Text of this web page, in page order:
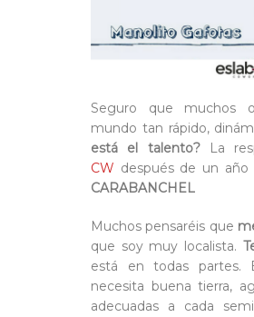
Seguro que muchos
mundo tan rápido,
está el talento?
La
CW después de un
CARABANCHEL
Muchos pensaréis que
que soy muy localista.
está en todas partes.
necesita buena tierra,
adecuadas a cada